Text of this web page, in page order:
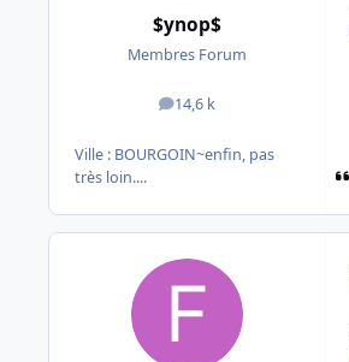
$ynop$
Membres Forum
14,6 k
messages
Ville : BOURGOIN~enfin, pas
très loin....